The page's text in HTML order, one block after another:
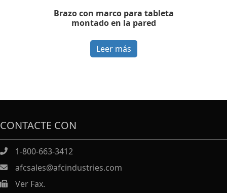
Brazo con marco para tableta
montado en la pared
Leer más
CONTACTE CON
1-800-663-3412
afcsales@afcindustries.com
https://afcindustries.com/contact/#:~:text=Fax
Ver Fax.